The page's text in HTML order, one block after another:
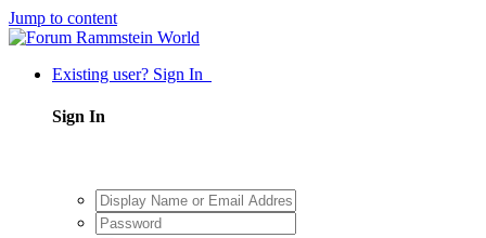
Jump to content
Existing user? Sign In
Sign In